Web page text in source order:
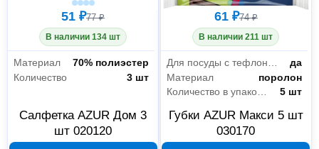
51 ₽77 ₽
В наличии 134 шт
Материал
70% полиэстер
Количество
3 шт
Салфетка AZUR Дом 3
шт 020120
61 ₽74 ₽
В наличии 211 шт
да
Материал
поролон
Количество в упаковке
5 шт
Губки AZUR Макси 5 шт
030170